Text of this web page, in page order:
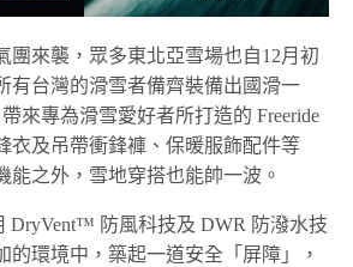
團來襲，眾多東北亞雪場也自12月初
有台灣的滑雪者備齊裝備出國滑一
帶來專為滑雪愛好者所打造的 Freeride
衣及吊帶衝鋒褲、保暖服飾配件等
能之外，雪地穿搭也能帥一波。
DryVent™ 防風科技及 DWR 防潑水技
的環境中，築起一道安全「屏障」，